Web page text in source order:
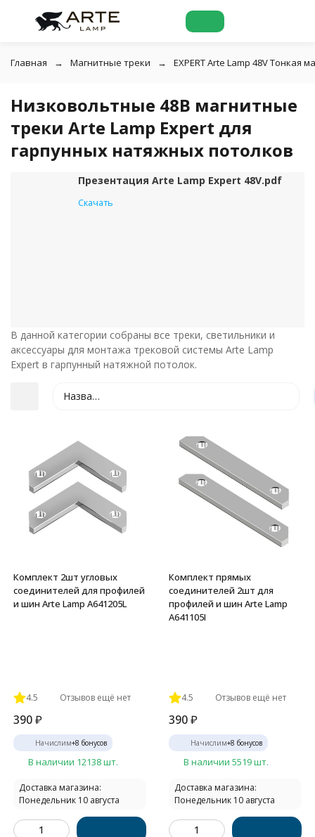
Главная Магнитные треки EXPERT Arte Lamp 48V Тонкая
Низковольтные 48В магнитные
треки Arte Lamp Expert для
гарпунных натяжных потолков
Презентация Arte Lamp Expert 48V.pdf
Скачать
В данной категории собраны все треки, светильники и
аксессуары для монтажа трековой системы Arte Lamp
Expert в гарпунный натяжной потолок.
Название
покупателей
Комплект 2шт угловых
соединителей для профилей
и шин Arte Lamp A641205L
4.5 Отзывов ещё нет
390₽
Начислим+8 бонусов
В наличии 12138 шт.
Доставка магазина:
Понедельник 10 августа
Комплект прямых
соединителей 2шт для
профилей и шин Arte Lamp
A641105I
4.5 Отзывов ещё нет
390₽
Начислим+8 бонусов
В наличии 5519 шт.
Доставка магазина:
Понедельник 10 августа